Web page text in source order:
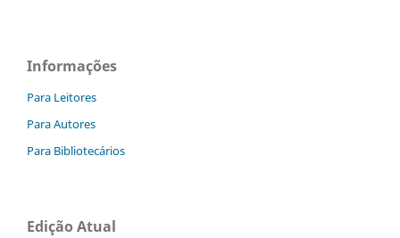
Informações
Para Leitores
Para Autores
Para Bibliotecários
Edição Atual